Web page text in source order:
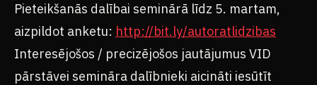
Pieteikšanās dalībai seminārā līdz 5. martam,
aizpildot anketu: http://bit.ly/autoratlidzibas
Interesējošos / precizējošos jautājumus VID
pārstāvei semināra dalībnieki aicināti iesūtīt